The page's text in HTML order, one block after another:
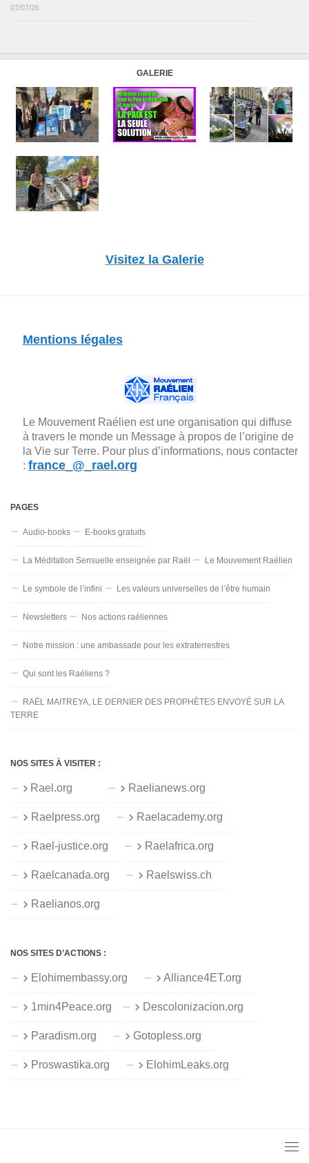
07/07/26
GALERIE
Visitez la Galerie
Mentions légales
Le Mouvement Raélien est une organisation qui diffuse
à travers le monde un Message à propos de l’origine de
la Vie sur Terre. Pour plus d’informations, nous contacter
: france_@_rael.org
PAGES
Audio-books E-books gratuits
La Méditation Sensuelle enseignée par Raël Le Mouvement Raélien
Le symbole de l’infini Les valeurs universelles de l’être humain
Newsletters Nos actions raéliennes
Notre mission : une ambassade pour les extraterrestres
Qui sont les Raéliens ?
RAËL MAITREYA, LE DERNIER DES PROPHÈTES ENVOYÉ SUR LA
TERRE
NOS SITES À VISITER :
Rael.org Raelianews.org
Raelpress.org Raelacademy.org
Rael-justice.org Raelafrica.org
Raelcanada.org Raelswiss.ch
Raelianos.org
NOS SITES D’ACTIONS :
Elohimembassy.org Alliance4ET.org
1min4Peace.org Descolonizacion.org
Paradism.org Gotopless.org
Proswastika.org ElohimLeaks.org